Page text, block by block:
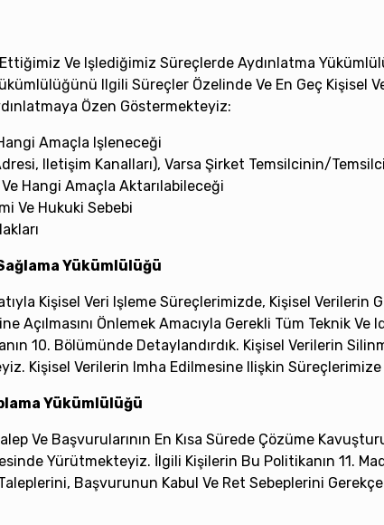
Ve Işlediğimiz Süreçlerde Aydınlatma
Ilgili Süreçler Özelinde Ve En Geç
Özen Göstermekteyiz:
Amaçla Işleneceği
Iletişim Kanalları), Varsa Şirket Temsilcinin/
Hangi Amaçla Aktarılabileceği
Ve Hukuki Sebebi
Yükümlülüğü
Kişisel Veri Işleme Süreçlerimizde, Kişisel
Açılmasını Önlemek Amacıyla Gerekli Tüm Teknik
10. Bölümünde Detaylandırdık. Kişisel Verilerin
Kişisel Verilerin Imha Edilmesine Ilişkin
Yükümlülüğü
Ve Başvurularının En Kısa Sürede Çözüme
Yürütmekteyiz. İlgili Kişilerin Bu Politikanın 11.
Başvurunun Kabul Ve Ret Sebeplerini